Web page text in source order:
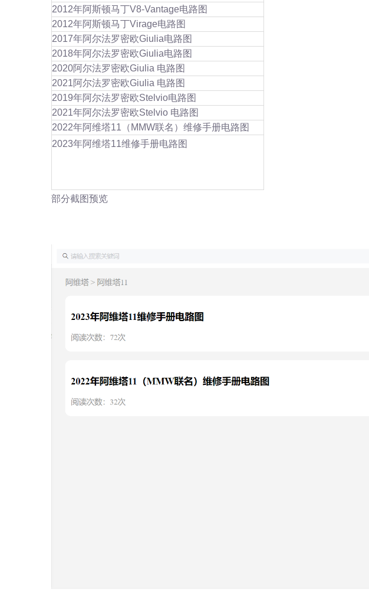
2012年阿斯顿马丁V8-Vantage电路图
2012年阿斯顿马丁Virage电路图
2017年阿尔法罗密欧Giulia电路图
2018年阿尔法罗密欧Giulia电路图
2020阿尔法罗密欧Giulia 电路图
2021阿尔法罗密欧Giulia 电路图
2019年阿尔法罗密欧Stelvio电路图
2021年阿尔法罗密欧Stelvio 电路图
2022年阿维塔11（MMW联名）维修手册电路图
2023年阿维塔11维修手册电路图
部分截图预览